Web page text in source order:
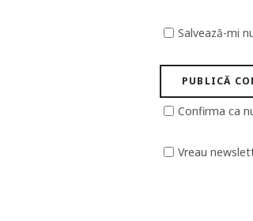
Salvează-mi
Confirma ca
Vreau